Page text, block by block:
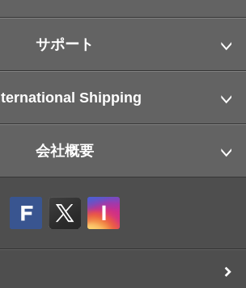
サポート
Shipping
会社概要